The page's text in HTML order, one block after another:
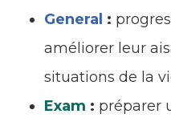
General :
améliorer leur
situations de la
Exam : préparer